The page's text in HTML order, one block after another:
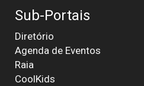
Sub-Portais
Diretório
Agenda de Eventos
Raia
CoolKids